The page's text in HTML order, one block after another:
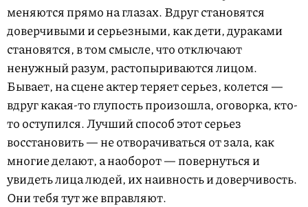
меняются прямо на глазах. Вдруг становятся
доверчивыми и серьезными, как дети, дураками
становятся, в том смысле, что отключают
ненужный разум, растопыриваются лицом.
Бывает, на сцене актер теряет серьез, колется —
вдруг какая-то глупость произошла, оговорка, кто-
то оступился. Лучший способ этот серьез
восстановить — не отворачиваться от зала, как
многие делают, а наоборот — повернуться и
увидеть лица людей, их наивность и доверчивость.
Они тебя тут же вправляют.